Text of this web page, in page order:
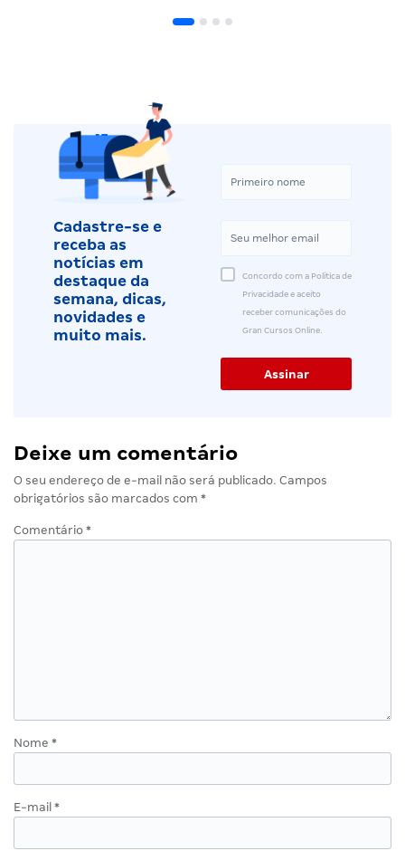
Cadastre-se e
receba as
notícias em
destaque da
semana, dicas,
novidades e
muito mais.
Concordo com a Política de
Privacidade e aceito
receber comunicações do
Gran Cursos Online.
Deixe um comentário
O seu endereço de e-mail não será publicado. Campos
obrigatórios são marcados com *
Comentário *
Nome *
E-mail *